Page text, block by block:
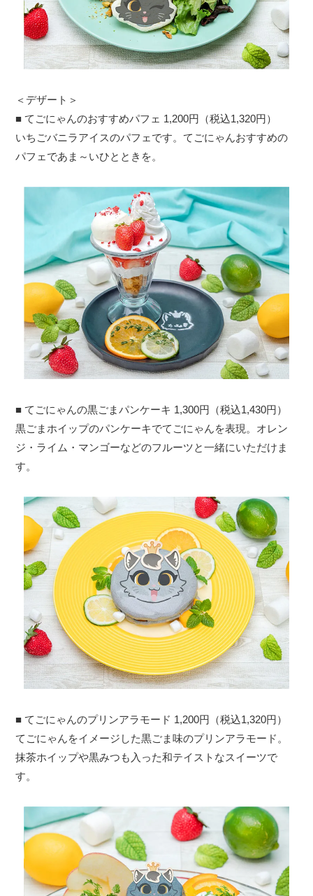
＜デザート＞
■ てごにゃんのおすすめパフェ 1,200円（税込1,320円）
いちごバニラアイスのパフェです。てごにゃんおすすめの
パフェであま～いひとときを。
■ てごにゃんの黒ごまパンケーキ 1,300円（税込1,430円）
黒ごまホイップのパンケーキでてごにゃんを表現。オレン
ジ・ライム・マンゴーなどのフルーツと一緒にいただけま
す。
■ てごにゃんのプリンアラモード 1,200円（税込1,320円）
てごにゃんをイメージした黒ごま味のプリンアラモード。
抹茶ホイップや黒みつも入った和テイストなスイーツで
す。